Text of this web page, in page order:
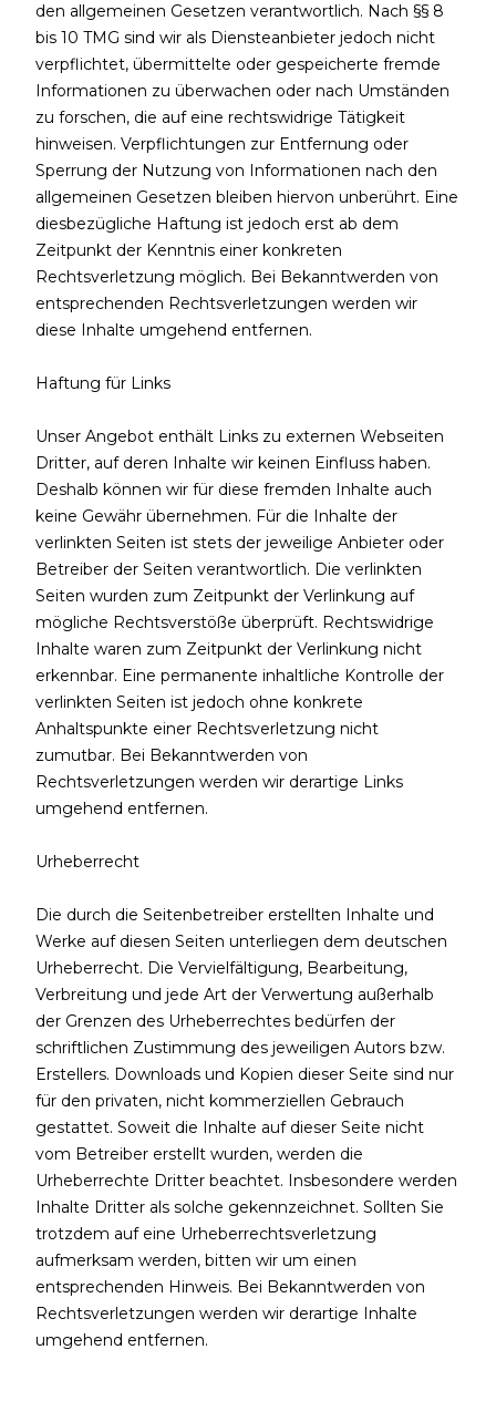
den allgemeinen Gesetzen verantwortlich. Nach §§ 8
bis 10 TMG sind wir als Diensteanbieter jedoch nicht
verpflichtet, übermittelte oder gespeicherte fremde
Informationen zu überwachen oder nach Umständen
zu forschen, die auf eine rechtswidrige Tätigkeit
hinweisen. Verpflichtungen zur Entfernung oder
Sperrung der Nutzung von Informationen nach den
allgemeinen Gesetzen bleiben hiervon unberührt. Eine
diesbezügliche Haftung ist jedoch erst ab dem
Zeitpunkt der Kenntnis einer konkreten
Rechtsverletzung möglich. Bei Bekanntwerden von
entsprechenden Rechtsverletzungen werden wir
diese Inhalte umgehend entfernen.
Haftung für Links
Unser Angebot enthält Links zu externen Webseiten
Dritter, auf deren Inhalte wir keinen Einfluss haben.
Deshalb können wir für diese fremden Inhalte auch
keine Gewähr übernehmen. Für die Inhalte der
verlinkten Seiten ist stets der jeweilige Anbieter oder
Betreiber der Seiten verantwortlich. Die verlinkten
Seiten wurden zum Zeitpunkt der Verlinkung auf
mögliche Rechtsverstöße überprüft. Rechtswidrige
Inhalte waren zum Zeitpunkt der Verlinkung nicht
erkennbar. Eine permanente inhaltliche Kontrolle der
verlinkten Seiten ist jedoch ohne konkrete
Anhaltspunkte einer Rechtsverletzung nicht
zumutbar. Bei Bekanntwerden von
Rechtsverletzungen werden wir derartige Links
umgehend entfernen.
Urheberrecht
Die durch die Seitenbetreiber erstellten Inhalte und
Werke auf diesen Seiten unterliegen dem deutschen
Urheberrecht. Die Vervielfältigung, Bearbeitung,
Verbreitung und jede Art der Verwertung außerhalb
der Grenzen des Urheberrechtes bedürfen der
schriftlichen Zustimmung des jeweiligen Autors bzw.
Erstellers. Downloads und Kopien dieser Seite sind nur
für den privaten, nicht kommerziellen Gebrauch
gestattet. Soweit die Inhalte auf dieser Seite nicht
vom Betreiber erstellt wurden, werden die
Urheberrechte Dritter beachtet. Insbesondere werden
Inhalte Dritter als solche gekennzeichnet. Sollten Sie
trotzdem auf eine Urheberrechtsverletzung
aufmerksam werden, bitten wir um einen
entsprechenden Hinweis. Bei Bekanntwerden von
Rechtsverletzungen werden wir derartige Inhalte
umgehend entfernen.